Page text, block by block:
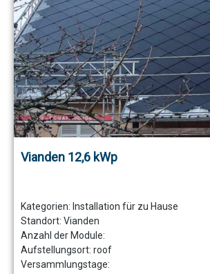
Vianden 12,6 kWp
Kategorien: Installation für zu Hause
Standort: Vianden
Anzahl der Module:
Aufstellungsort: roof
Versammlungstage: